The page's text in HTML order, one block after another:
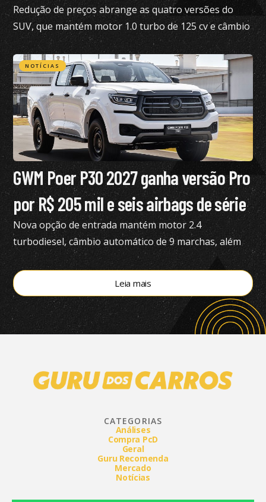
Redução de preços abrange as quatro versões do
SUV, que mantém motor 1.0 turbo de 125 cv e câmbio
de dupla embreagem
NOTÍCIAS
GWM Poer P30 2027 ganha versão Pro
por R$ 205 mil e seis airbags de série
Nova opção de entrada mantém motor 2.4
turbodiesel, câmbio automático de 9 marchas, além
de tração 4×4
Leia mais
CATEGORIAS
Análises
Compra PcD
Geral
Guru Recomenda
Mercado
Notícias